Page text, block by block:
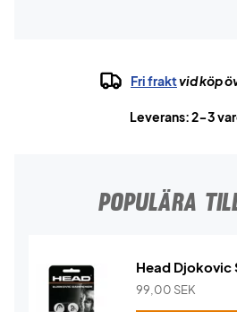
Fri fraktvid köp
Leverans: 2-3
POPULÄRA
Head
99,00 SEK